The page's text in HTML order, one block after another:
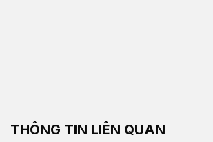
THÔNG TIN LIÊN QUAN